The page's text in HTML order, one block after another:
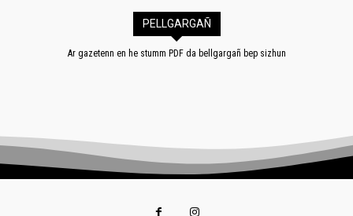
PELLGARGAÑ
Ar gazetenn en he stumm PDF da bellgargañ bep sizhun